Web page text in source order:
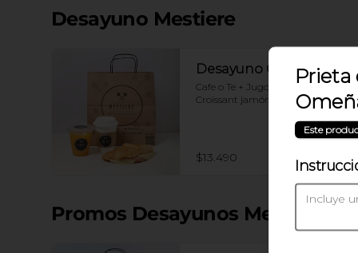
Desayuno Mestiere
Desayuno Clásico
Cafe o Te + Jugo naranja +
Croissant jamón y queso
$13.490
Promos Desayunos Mestiere
Prieta
Este